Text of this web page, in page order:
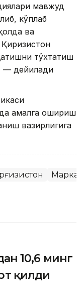
мавжуд
кўплаб
ва
тўхтатиш
— дейилади
амалга ошириш
вазирлигига
10,6 минг
қилди